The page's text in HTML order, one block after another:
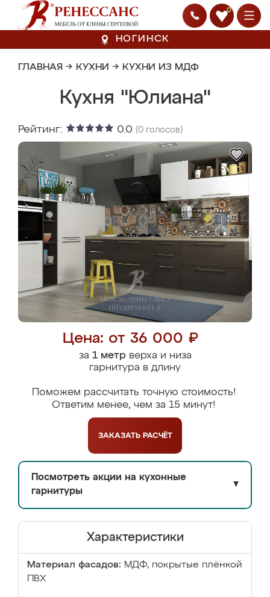
0
НОГИНСК
ГЛАВНАЯ → КУХНИ → КУХНИ ИЗ МДФ
Кухня "Юлиана"
Рейтинг: 0.0 (0 голосов)
Цена: от 36 000 ₽
за 1 метрверха и низа
гарнитура в длину
Поможем рассчитать точную стоимость!
Ответим менее, чем за 15 минут!
ЗАКАЗАТЬ РАСЧЁТ
Посмотреть акции на кухонные
гарнитуры
▼
Характеристики
Материал фасадов: МДФ, покрытые плёнкой
ПВХ